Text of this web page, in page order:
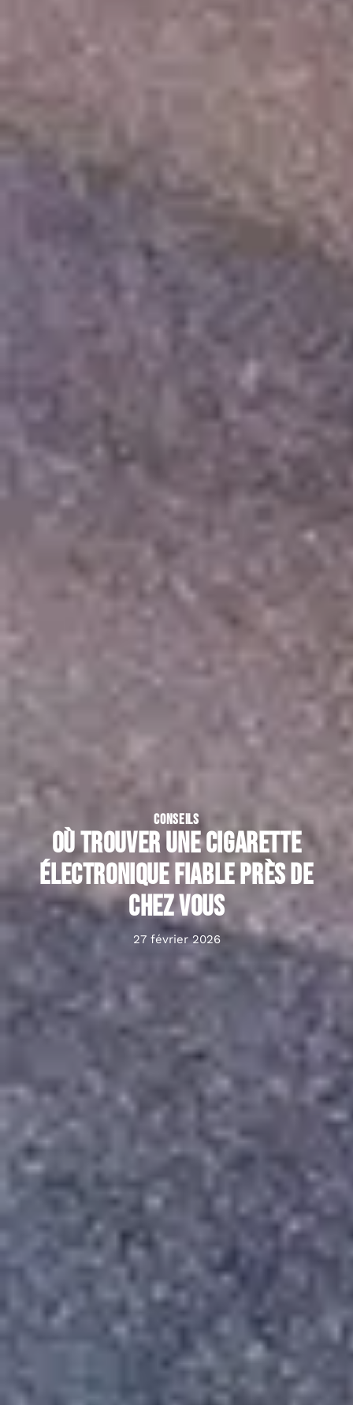
CONSEILS
Où trouver une cigarette
électronique fiable près de
chez vous
27 février 2026